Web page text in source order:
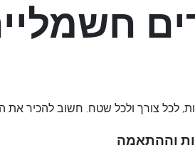
לכל צורך ולכל שטח. חשוב להכיר את
וההתאמה